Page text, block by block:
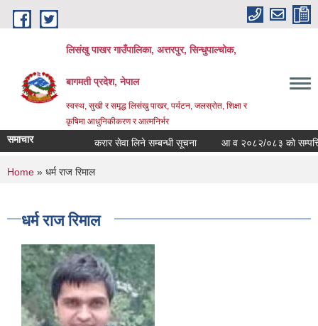
Skip to main content
लिसंखु पाखर गाउँपालिका, अत्तरपुर, सिन्धुपाल्चोक,
बागमती प्रदेश, नेपाल
स्वस्थ, सुखी र समृद्ध लिसंखु पाखर, पर्यटन, जलस्रोत, शिक्षा र
कृषिमा आधुनिकीकरण र आत्मनिर्भर
समाचार करार सेवा लिने सम्बन्धी सूचना आ व २०८२/०८३ काे सम्पत्ति
You are here
Home » धर्म राज रिमाल
धर्म राज रिमाल